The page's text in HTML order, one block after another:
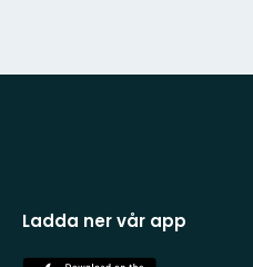
Ladda ner vår app